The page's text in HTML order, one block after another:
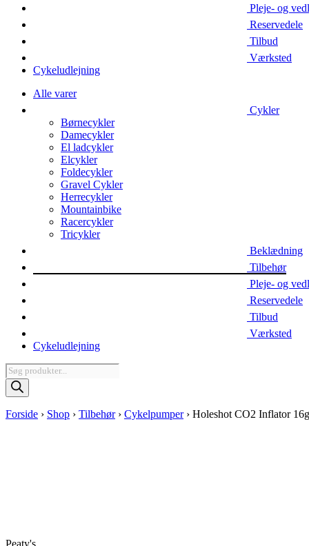
Pleje- og
Reservedele
Tilbud
Værksted
Cykeludlejning
Alle varer
Cykler
Børnecykler
Damecykler
El ladcykler
Elcykler
Foldecykler
Gravel Cykler
Herrecykler
Mountainbike
Racercykler
Tricykler
Beklædning
Tilbehør
Pleje- og
Reservedele
Tilbud
Værksted
Cykeludlejning
Products
search
Forside › Shop › Tilbehør› Cykelpumper› Holeshot CO2 Inflator 16g
Peaty's